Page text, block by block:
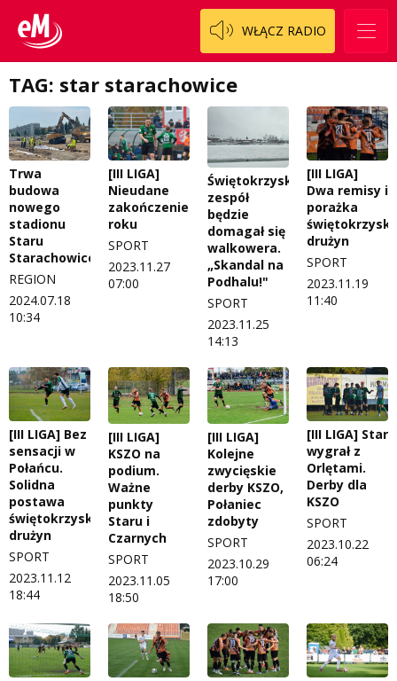
WŁĄCZ RADIO
TAG: star starachowice
Trwa
budowa
nowego
stadionu
Staru
Starachowice
REGION
2024.07.18
10:34
[III LIGA]
Nieudane
zakończenie
roku
SPORT
2023.11.27
07:00
Świętokrzyski
zespół
będzie
domagał się
walkowera.
„Skandal na
Podhalu!"
SPORT
2023.11.25
14:13
[III LIGA]
Dwa remisy i
porażka
drużyn
SPORT
2023.11.19
11:40
[III LIGA] Bez
sensacji w
Połańcu.
Solidna
postawa
świętokrzyskich
drużyn
SPORT
2023.11.12
18:44
[III LIGA]
KSZO na
podium.
Ważne
punkty
Staru i
Czarnych
SPORT
2023.11.05
18:50
[III LIGA]
Kolejne
zwycięskie
derby KSZO,
Połaniec
zdobyty
SPORT
2023.10.29
17:00
[III LIGA] Star
wygrał z
Orlętami.
Derby dla
KSZO
SPORT
2023.10.22
06:24